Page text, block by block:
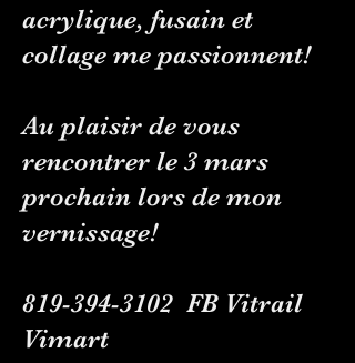
acrylique, fusain et
collage me passionnent!
Au plaisir de vous
rencontrer le 3 mars
prochain lors de mon
vernissage!
819-394-3102 FB Vitrail
Vimart